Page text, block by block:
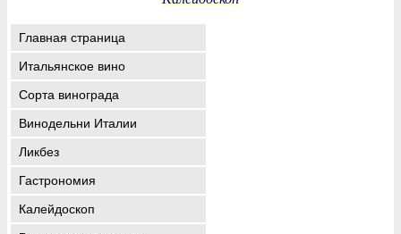
Главная страница
Итальянское вино
Сорта винограда
Винодельни Италии
Ликбез
Гастрономия
Калейдоскоп